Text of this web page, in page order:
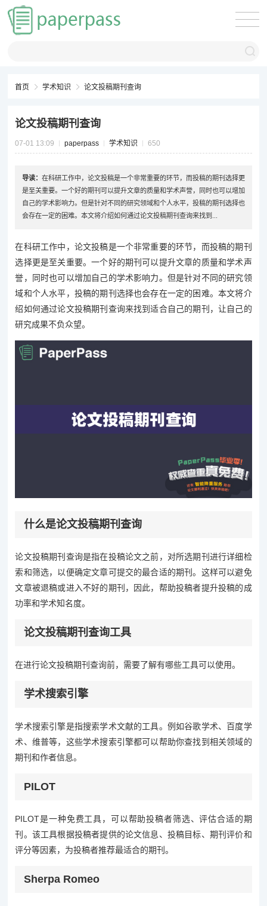
首页 学术知识 论文投稿期刊查询
论文投稿期刊查询
07-01 13:09 paperpass 学术知识 650
导读： 在科研工作中，论文投稿是一个非常重要的环节，而投稿的期刊选择更
是至关重要。一个好的期刊可以提升文章的质量和学术声誉，同时也可以增加
自己的学术影响力。但是针对不同的研究领域和个人水平，投稿的期刊选择也
会存在一定的困难。本文将介绍如何通过论文投稿期刊查询来找到...
在科研工作中，论文投稿是一个非常重要的环节，而投稿的期刊
选择更是至关重要。一个好的期刊可以提升文章的质量和学术声
誉，同时也可以增加自己的学术影响力。但是针对不同的研究领
域和个人水平，投稿的期刊选择也会存在一定的困难。本文将介
绍如何通过论文投稿期刊查询来找到适合自己的期刊，让自己的
研究成果不负众望。
什么是论文投稿期刊查询
论文投稿期刊查询是指在投稿论文之前，对所选期刊进行详细检
索和筛选，以便确定文章可提交的最合适的期刊。这样可以避免
文章被退稿或进入不好的期刊，因此，帮助投稿者提升投稿的成
功率和学术知名度。
论文投稿期刊查询工具
在进行论文投稿期刊查询前，需要了解有哪些工具可以使用。
学术搜索引擎
学术搜索引擎是指搜索学术文献的工具。例如谷歌学术、百度学
术、维普等，这些学术搜索引擎都可以帮助你查找到相关领域的
期刊和作者信息。
PILOT
PILOT是一种免费工具，可以帮助投稿者筛选、评估合适的期
刊。该工具根据投稿者提供的论文信息、投稿目标、期刊评价和
评分等因素，为投稿者推荐最适合的期刊。
Sherpa Romeo